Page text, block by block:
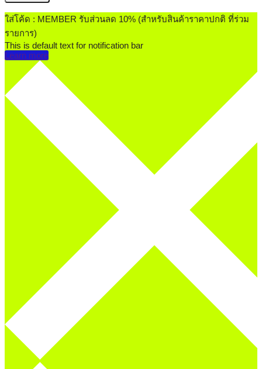
ใส่โค้ด : MEMBER รับส่วนลด 10% (สำหรับสินค้าราคาปกติ ที่ร่วม
รายการ)
This is default text for notification bar
Learn more